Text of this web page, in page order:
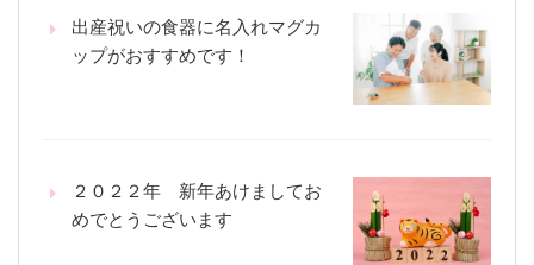
出産祝いの食器に名入れマグカ
ップがおすすめです！
２０２２年 新年あけましてお
めでとうございます